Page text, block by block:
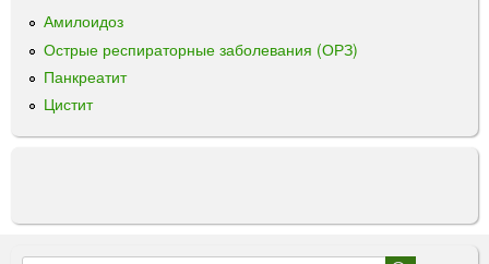
с
т
о
Амилоидоз
Острые респираторные заболевания (ОРЗ)
Панкреатит
Цистит